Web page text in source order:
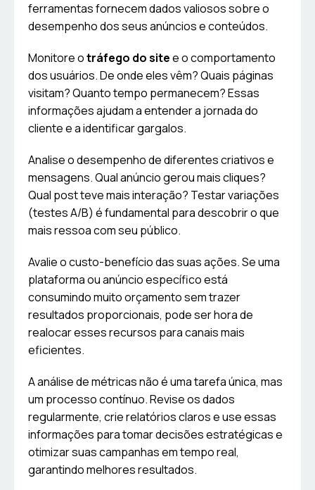
ferramentas fornecem dados valiosos sobre o
desempenho dos seus anúncios e conteúdos.
Monitore otráfego do sitee o comportamento
dos usuários. De onde eles vêm? Quais páginas
visitam? Quanto tempo permanecem? Essas
informações ajudam a entender a jornada do
cliente e a identificar gargalos.
Analise o desempenho de diferentes criativos e
mensagens. Qual anúncio gerou mais cliques?
Qual post teve mais interação? Testar variações
(testes A/B) é fundamental para descobrir o que
mais ressoa com seu público.
Avalie o custo-benefício das suas ações. Se uma
plataforma ou anúncio específico está
consumindo muito orçamento sem trazer
resultados proporcionais, pode ser hora de
realocar esses recursos para canais mais
eficientes.
A análise de métricas não é uma tarefa única, mas
um processo contínuo. Revise os dados
regularmente, crie relatórios claros e use essas
informações para tomar decisões estratégicas e
otimizar suas campanhas em tempo real,
garantindo melhores resultados.